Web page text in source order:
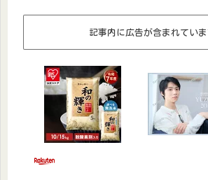
記事内に広告が含まれていま